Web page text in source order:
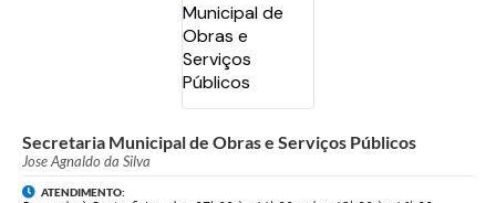
Secretaria Municipal de Obras e Serviços Públicos
Jose Agnaldo da Silva
ATENDIMENTO: